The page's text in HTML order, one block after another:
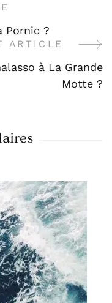
Pornic ?
ARTICLE
à La Grande
Motte ?